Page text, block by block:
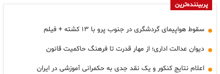
پربیننده‌ترین
سقوط هواپیمای گردشگری در جنوب پرو با ۱۳ کشته + فیلم
دیوان عدالت اداری؛ از مهار قدرت تا فرهنگ حاکمیت قانون
اعلام نتایج کنکور و یک نقد جدی به حکمرانی آموزشی در ایران